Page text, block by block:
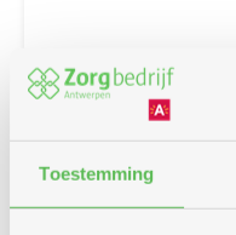
Toestemming